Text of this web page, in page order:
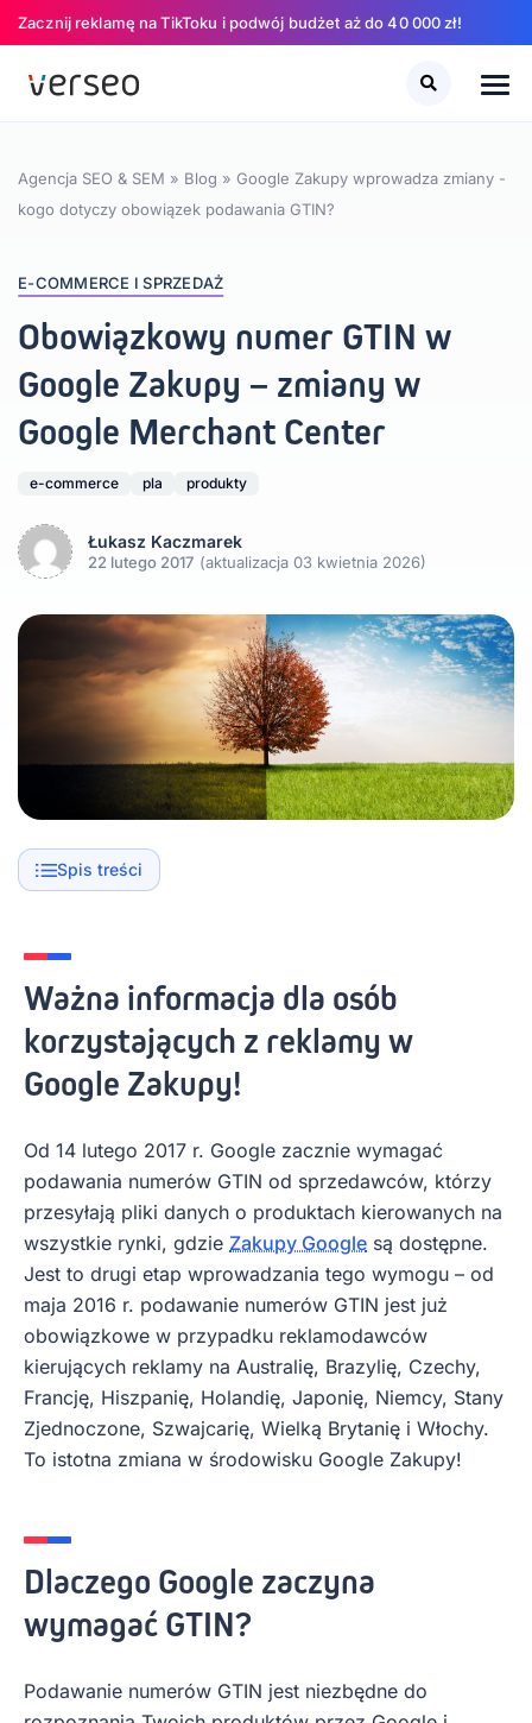
Zacznij reklamę na TikToku i podwój budżet aż do 40 000 zł!
Agencja SEO & SEM » Blog » Google Zakupy wprowadza zmiany -
kogo dotyczy obowiązek podawania GTIN?
Szukaj Szukaj
E-COMMERCE I SPRZEDAŻ
Obowiązkowy numer GTIN w
Google Zakupy – zmiany w
Google Merchant Center
e-commerce pla produkty
Łukasz Kaczmarek
22 lutego 2017 (aktualizacja 03 kwietnia 2026)
Spis treści
Ważna informacja dla osób
korzystających z reklamy w
Google Zakupy!
Od 14 lutego 2017 r. Google zacznie wymagać
podawania numerów GTIN od sprzedawców, którzy
przesyłają pliki danych o produktach kierowanych na
wszystkie rynki, gdzie Zakupy Google są dostępne.
Jest to drugi etap wprowadzania tego wymogu – od
maja 2016 r. podawanie numerów GTIN jest już
obowiązkowe w przypadku reklamodawców
kierujących reklamy na Australię, Brazylię, Czechy,
Francję, Hiszpanię, Holandię, Japonię, Niemcy, Stany
Zjednoczone, Szwajcarię, Wielką Brytanię i Włochy.
To istotna zmiana w środowisku Google Zakupy!
Dlaczego Google zaczyna
wymagać GTIN?
Podawanie numerów GTIN jest niezbędne do